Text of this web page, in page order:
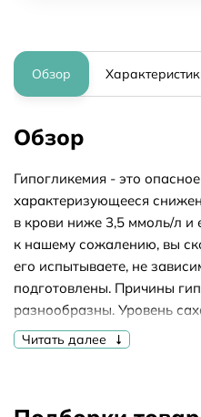
Обзор
Обзор
Гипогликемия - это
характеризующееся
в крови ниже 3,5 ммоль/л и
к нашему сожалению, вы
его испытываете, не
подготовлены. Причины
разнообразны. Уровень
длительной задержке или
интенсивной физической
Читать далее